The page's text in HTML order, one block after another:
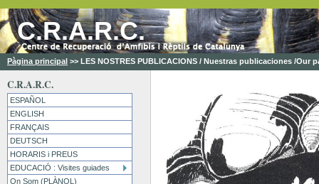
C.R.A.R.C.
Pàgina principal >> LES NOSTRES PUBLICACIONS / Nuestras publicaciones /Our
C.R.A.R.C.
ESPAÑOL
ENGLISH
FRANÇAIS
DEUTSCH
HORARIS i PREUS
EDUCACIÓ : Visites guiades
On Som (PLÀNOL)